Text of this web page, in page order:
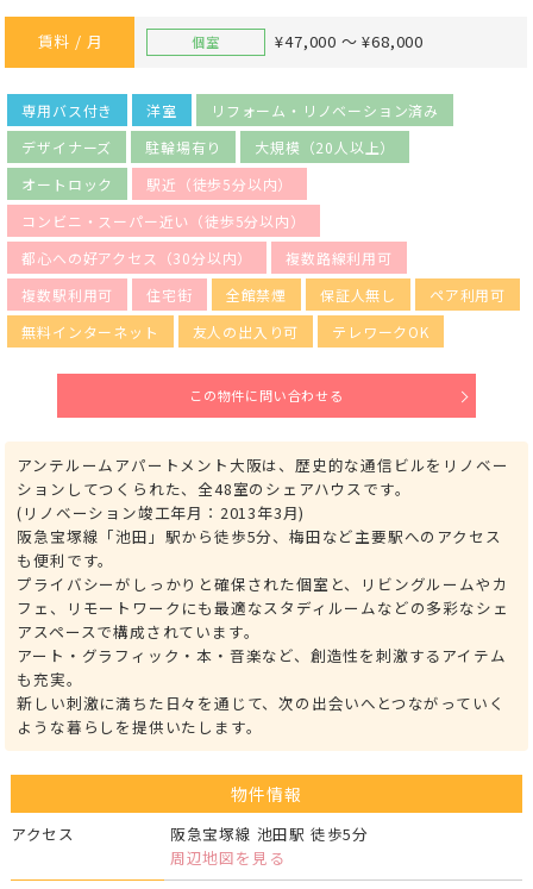
賃料 / 月 個室 ¥47,000 ～ ¥68,000
専用バス付き 洋室
リフォーム・リノベーション済み
デザイナーズ
駐輪場有り
大規模（20人以上）
オートロック
駅近（徒歩5分以内）
コンビニ・スーパー近い（徒歩5分以内）
都心への好アクセス（30分以内）
複数路線利用可
複数駅利用可
住宅街 全館禁煙 保証人無し
ペア利用可
無料インターネット
友人の出入り可 テレワークOK
この物件に問い合わせる
アンテルームアパートメント大阪は、歴史的な通信ビルをリノベー
ションしてつくられた、全48室のシェアハウスです。
(リノベーション竣工年月：2013年3月)
阪急宝塚線「池田」駅から徒歩5分、梅田など主要駅へのアクセス
も便利です。
プライバシーがしっかりと確保された個室と、リビングルームやカ
フェ、リモートワークにも最適なスタディルームなどの多彩なシェ
アスペースで構成されています。
アート・グラフィック・本・音楽など、創造性を刺激するアイテム
も充実。
新しい刺激に満ちた日々を通じて、次の出会いへとつながっていく
ような暮らしを提供いたします。
物件情報
アクセス
阪急宝塚線 池田駅 徒歩5分
周辺地図を見る